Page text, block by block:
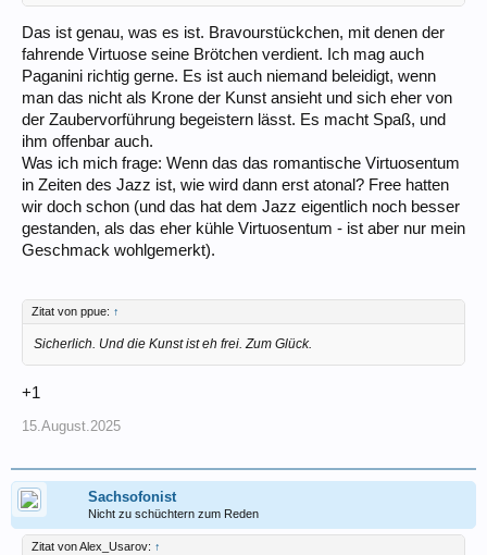
Das ist genau, was es ist. Bravourstückchen, mit denen der
fahrende Virtuose seine Brötchen verdient. Ich mag auch
Paganini richtig gerne. Es ist auch niemand beleidigt, wenn
man das nicht als Krone der Kunst ansieht und sich eher von
der Zaubervorführung begeistern lässt. Es macht Spaß, und
ihm offenbar auch.
Was ich mich frage: Wenn das das romantische Virtuosentum
in Zeiten des Jazz ist, wie wird dann erst atonal? Free hatten
wir doch schon (und das hat dem Jazz eigentlich noch besser
gestanden, als das eher kühle Virtuosentum - ist aber nur mein
Geschmack wohlgemerkt).
Zitat von ppue: ↑
Sicherlich. Und die Kunst ist eh frei. Zum Glück.
+1
15.August.2025
Sachsofonist
Nicht zu schüchtern zum Reden
Zitat von Alex_Usarov: ↑